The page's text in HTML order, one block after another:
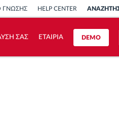
ΓΝΩΣΗΣ HELP CENTER
DEMO
ΣΑΣ ΕΤΑΙΡΙΑ